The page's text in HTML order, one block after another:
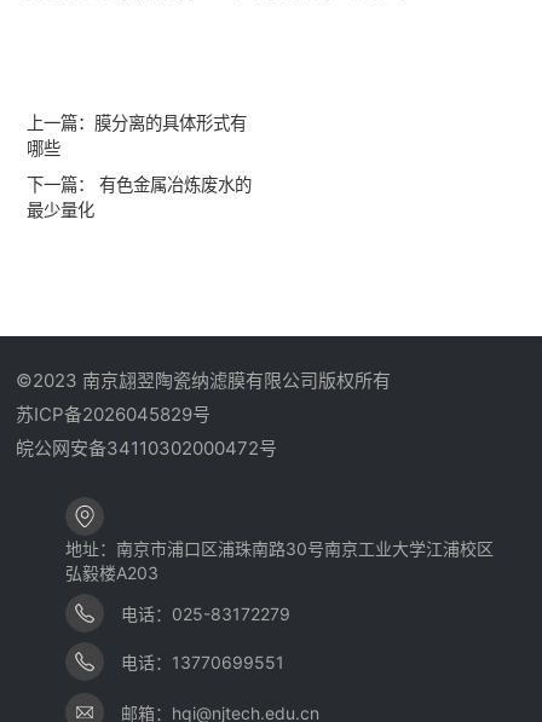
上一篇： 膜分离的具体形式有
哪些
下一篇：有色金属冶炼废水的
最少量化
©2023 南京翃翌陶瓷纳滤膜有限公司版权所有
苏ICP备2026045829号
皖公网安备34110302000472号
地址：南京市浦口区浦珠南路30号南京工业大学江浦校区
弘毅楼A203
电话：025-83172279
电话：13770699551
邮箱：hqi@njtech.edu.cn